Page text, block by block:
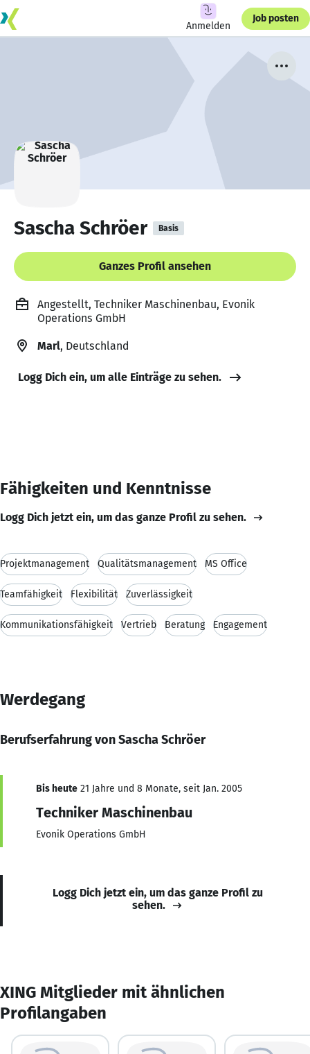
Anmelden
Job posten
Sascha Schröer Basis
Ganzes Profil ansehen
Angestellt, Techniker Maschinenbau, Evonik
Operations GmbH
Marl, Deutschland
Logg Dich ein, um alle Einträge zu sehen.
Fähigkeiten und Kenntnisse
Logg Dich jetzt ein, um das ganze Profil zu sehen.
Projektmanagement Qualitätsmanagement MS Office
Teamfähigkeit Flexibilität Zuverlässigkeit
Kommunikationsfähigkeit Vertrieb Beratung Engagement
Werdegang
Berufserfahrung von Sascha Schröer
Bis heute 21 Jahre und 8 Monate, seit Jan. 2005
Techniker Maschinenbau
Evonik Operations GmbH
Logg Dich jetzt ein, um das ganze Profil zu
sehen.
XING Mitglieder mit ähnlichen
Profilangaben